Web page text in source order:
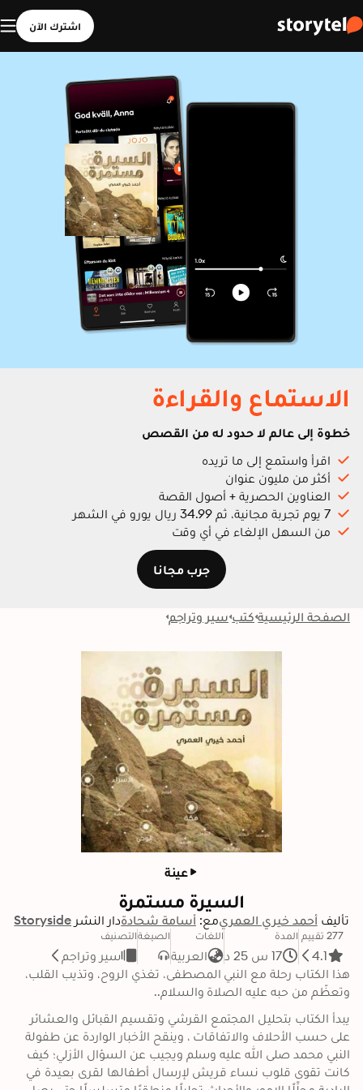
اشترك الآن
الاستماع والقراءة
خطوة إلى عالم لا حدود له من القصص
اقرأ واستمع إلى ما تريده
أكثر من مليون عنوان
العناوين الحصرية + أصول القصة
7 يوم تجربة مجانية، ثم 34.99 ريال يورو في الشهر
من السهل الإلغاء في أي وقت
جرب مجانا
الصفحة الرئيسية كتب سير وتراجم
عينة
السيرة مستمرة
تأليف أحمد خيري العمريمع: أسامة شحادةدار النشر Storyside
277 تقييم
4.1
المدة
17 س 25 د
اللغات
العربية
الصيغةالتصنيف
سير وتراجم
وتعظّم من حبه عليه الصلاة والسلام..
على حسب الأحلاف والاتفاقات ، وينقح الأخبار الواردة عن طفولة